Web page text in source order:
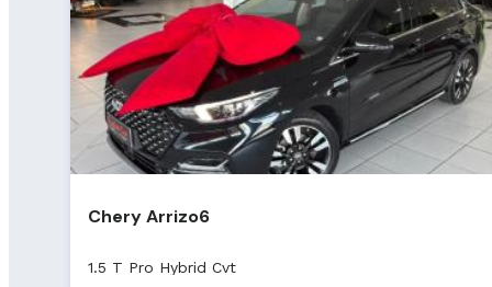
Chery Arrizo6
1.5 T Pro Hybrid Cvt